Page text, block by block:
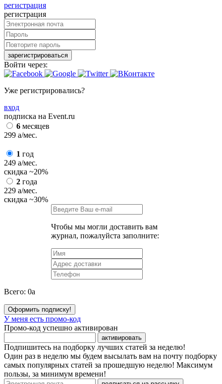
регистрация
регистрация
зарегистрироваться
Войти через:
Уже регистрировались?
вход
подписка на Event.ru
6 месяцев
299 a/мес.
1 год
249 a/мес.
скидка ~20%
2 года
229 a/мес.
скидка ~30%
Чтобы мы могли доставить вам
журнал, пожалуйста заполните:
Всего: 0a
Оформить подписку!
У меня есть промо-код
Промо-код успешно активирован
активировать
Подпишитесь на подборку лучших статей за неделю!
Один раз в неделю мы будем высылать вам на почту подборку
самых популярных статей за прошедшую неделю! Максимум
пользы, за минимум времени!